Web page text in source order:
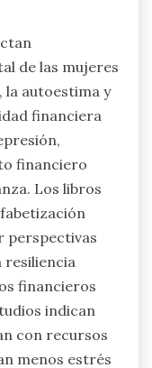
de las mujeres
la autoestima y
financiera
financiero
Los libros
perspectivas
financieros
indican
con recursos
menos estrés